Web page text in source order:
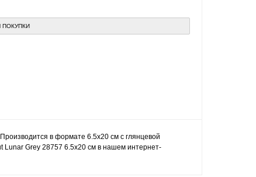
ПОКУПКИ
в формате 6.5x20 см с глянцевой
Lunar Grey 28757 6.5x20 см в нашем интернет-